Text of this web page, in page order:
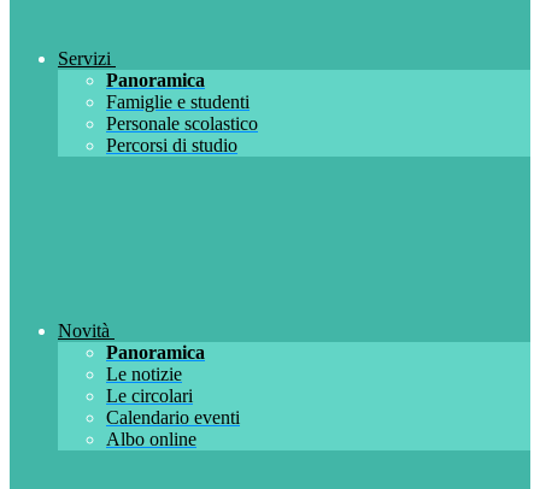
Servizi
Panoramica
Famiglie e studenti
Personale scolastico
Percorsi di studio
Novità
Panoramica
Le notizie
Le circolari
Calendario eventi
Albo online